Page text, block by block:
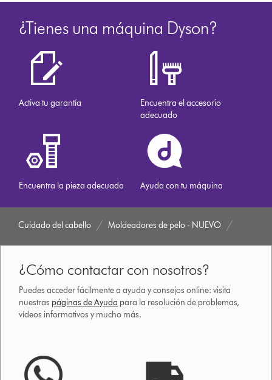
¿Tienes una máquina Dyson?
Activa tu garantía
Encuentra el accesorio
adecuado
Encuentra la pieza adecuada Ayuda con tu máquina
Cuidado del cabello Moldeadores de pelo - NUEVO
¿Cómo contactar con nosotros?
Puedes acceder fácilmente a ayuda y consejos online: visita
nuestras páginas de Ayuda para la resolución de problemas,
vídeos informativos y mucho más.